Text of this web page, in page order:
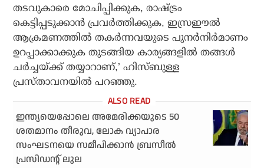
തടവുകാരെ മോചിപ്പിക്കുക, രാഷ്ട്രം
കെട്ടിപ്പടുക്കാന്‍ പ്രവര്‍ത്തിക്കുക, ഇസ്രഈല്‍
ആക്രമണത്തില്‍ തകര്‍ന്നവയുടെ പുനര്‍നിര്‍മാണം
ഉറപ്പാക്കാക്കുക തുടങ്ങിയ കാര്യങ്ങളില്‍ തങ്ങള്‍
ചര്‍ച്ചയ്ക്ക് തയ്യാറാണ്,’ ഹിസ്ബുള്ള
പ്രസ്താവനയില്‍ പറഞ്ഞു.
ഇന്ത്യയെപ്പോലെ അമേരിക്കയുടെ 50
ശതമാനം തീരുവ, ലോക വ്യാപാര
സംഘടനയെ സമീപിക്കാന്‍ ബ്രസീല്‍
പ്രസിഡന്റ് ലുല